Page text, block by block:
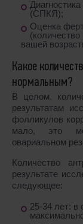
(СПКЯ);
Оценка
вашей
Какое
нормальным?
В целом,
результатам
фолликулов
мало, это
овариальном
Количество
результате
следующее:
25-34 лет: